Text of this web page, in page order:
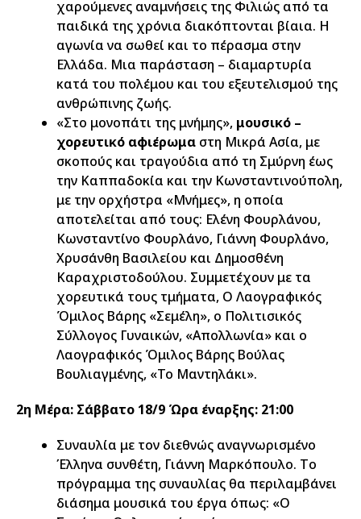
χαρούμενες αναμνήσεις της Φιλιώς από τα
παιδικά της χρόνια διακόπτονται βίαια. Η
αγωνία να σωθεί και το πέρασμα στην
Ελλάδα. Μια παράσταση – διαμαρτυρία
κατά του πολέμου και του εξευτελισμού της
ανθρώπινης ζωής.
«Στο μονοπάτι της μνήμης», μουσικό –
χορευτικό αφιέρωμα στη Μικρά Ασία, με
σκοπούς και τραγούδια από τη Σμύρνη έως
την Καππαδοκία και την Κωνσταντινούπολη,
με την ορχήστρα «Μνήμες», η οποία
αποτελείται από τους: Ελένη Φουρλάνου,
Κωνσταντίνο Φουρλάνο, Γιάννη Φουρλάνο,
Χρυσάνθη Βασιλείου και Δημοσθένη
Καραχριστοδούλου. Συμμετέχουν με τα
χορευτικά τους τμήματα, Ο Λαογραφικός
Όμιλος Βάρης «Σεμέλη», ο Πολιτισικός
Σύλλογος Γυναικών, «Aπολλωνία» και ο
Λαογραφικός Όμιλος Βάρης Βούλας
Βουλιαγμένης, «Το Μαντηλάκι».
2η Μέρα: Σάββατο 18/9 Ώρα έναρξης: 21:00
Συναυλία με τον διεθνώς αναγνωρισμένο
Έλληνα συνθέτη, Γιάννη Μαρκόπουλο. Tο
πρόγραμμα της συναυλίας θα περιλαμβάνει
διάσημα μουσικά του έργα όπως: «Ο